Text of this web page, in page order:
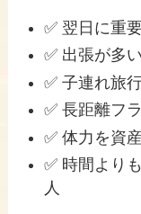
✅ 翌日に重
✅ 出張が多い
✅ 子連れ旅
✅ 長距離フ
✅ 体力を資
✅ 時間より
人